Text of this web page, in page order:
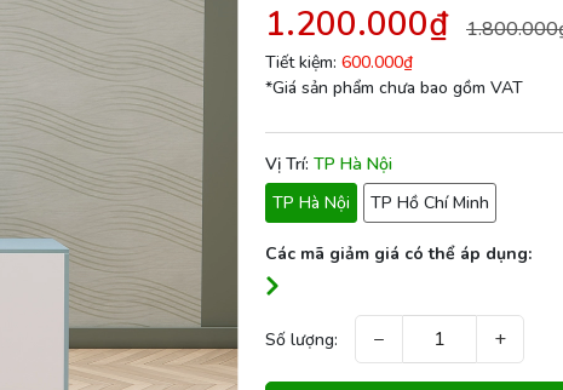
1.200.000₫
Tiết kiệm: 600.000₫
*Giá sản phẩm chưa bao gồm VAT
Vị Trí: TP Hà Nội
TP Hà Nội
TP Hồ Chí Minh
Các mã giảm giá có thể áp dụng:
Số lượng: − +